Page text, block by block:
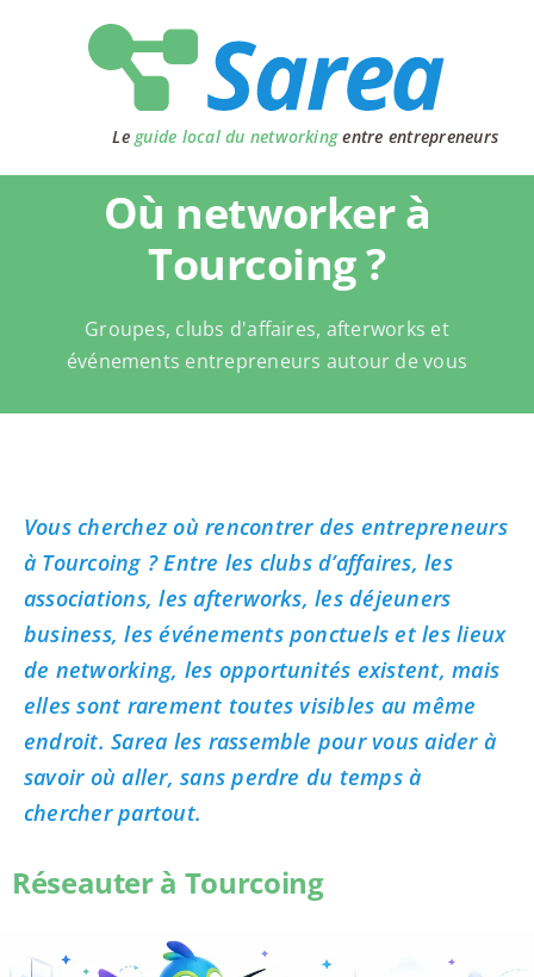
Le guide local du networkingentre entrepreneurs
Où networker à
Tourcoing ?
Groupes, clubs d'affaires, afterworks et
événements entrepreneurs autour de vous
Vous cherchez où rencontrer des entrepreneurs
à Tourcoing ? Entre les clubs d’affaires, les
associations, les afterworks, les déjeuners
business, les événements ponctuels et les lieux
de networking, les opportunités existent, mais
elles sont rarement toutes visibles au même
endroit. Sarea les rassemble pour vous aider à
savoir où aller, sans perdre du temps à
chercher partout.
Réseauter à Tourcoing